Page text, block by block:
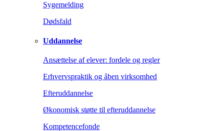
Sygemelding
Dødsfald
Uddannelse
Ansættelse af elever: fordele og regler
Erhvervspraktik og åben virksomhed
Efteruddannelse
Økonomisk støtte til efteruddannelse
Kompetencefonde